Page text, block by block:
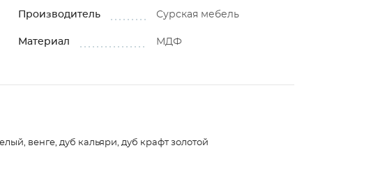
Производитель Сурская мебель
Материал МДФ
венге, дуб кальяри, дуб крафт золотой